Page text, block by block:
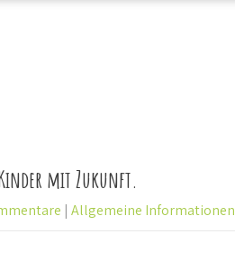
mit Zukunft.
| Allgemeine Informationen